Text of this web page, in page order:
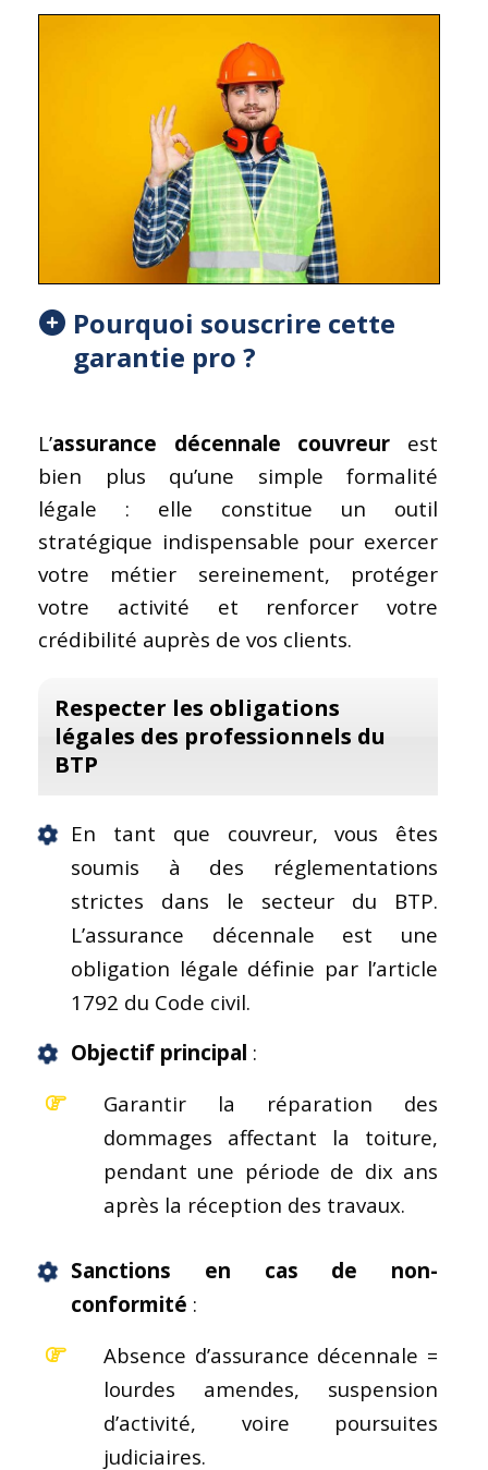
Pourquoi souscrire cette
garantie pro ?
L’assurance décennale couvreur est
bien plus qu’une simple formalité
légale : elle constitue un outil
stratégique indispensable pour exercer
votre métier sereinement, protéger
votre activité et renforcer votre
crédibilité auprès de vos clients.
Respecter les obligations
légales des professionnels du
BTP
En tant que couvreur, vous êtes
soumis à des réglementations
strictes dans le secteur du BTP.
L’assurance décennale est une
obligation légale définie par l’article
1792 du Code civil.
Objectif principal :
Garantir la réparation des
dommages affectant la toiture,
pendant une période de dix ans
après la réception des travaux.
Sanctions en cas de non-
conformité :
Absence d’assurance décennale =
lourdes amendes, suspension
d’activité, voire poursuites
judiciaires.